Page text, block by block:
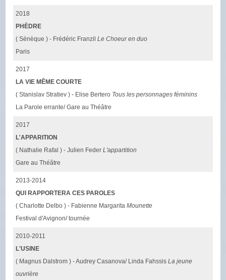
2018
PHÈDRE
( Sénèque ) - Frédéric FranzilLe Choeur en duo
Paris
2017
LA VIE MÊME COURTE
( Stanislav Stratiev ) - Elise Bertero Tous les personnages féminins
La Parole errante/ Gare au Théâtre
2017
L'APPARITION
( Nathalie Rafal ) - Julien FederL'appartition
Gare au Théâtre
2013-2014
QUI RAPPORTERA CES PAROLES
( Charlotte Delbo ) - Fabienne MargaritaMounette
Festival d'Avignon/ tournée
2010-2011
L'USINE
( Magnus Dalstrom ) - Audrey Casanova/ Linda FahssisLa jeune
ouvrière